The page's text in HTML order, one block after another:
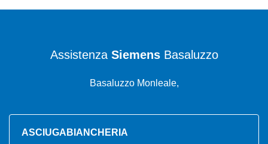
Assistenza SiemensBasaluzzo
Basaluzzo Monleale,
ASCIUGABIANCHERIA